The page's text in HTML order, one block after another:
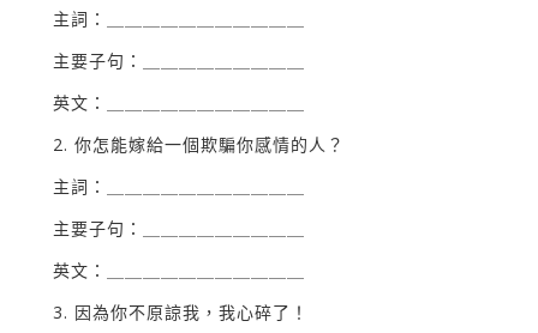
主詞：＿＿＿＿＿＿＿＿＿＿＿
主要子句：＿＿＿＿＿＿＿＿＿
英文：＿＿＿＿＿＿＿＿＿＿＿
2. 你怎能嫁給一個欺騙你感情的人？
主詞：＿＿＿＿＿＿＿＿＿＿＿
主要子句：＿＿＿＿＿＿＿＿＿
英文：＿＿＿＿＿＿＿＿＿＿＿
3. 因為你不原諒我，我心碎了！